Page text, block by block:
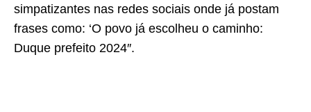
simpatizantes nas redes sociais onde já postam
frases como: ‘O povo já escolheu o caminho:
Duque prefeito 2024″.